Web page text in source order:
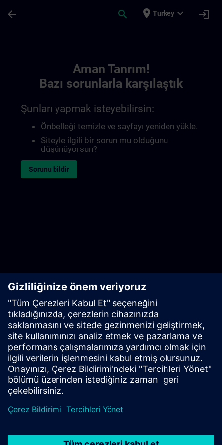
arrow_back search place Turkey expand_more login
Aman Tanrım!
Bazı sorunlarla karşılaştık
Şunları yapmak isteyebilirsin:
Önbelleği temizle ve sayfayı yeniden yükle.
Siteyle ilgili bir sorun mu olduğunu
düşünüyorsun?
Sorunu bildir